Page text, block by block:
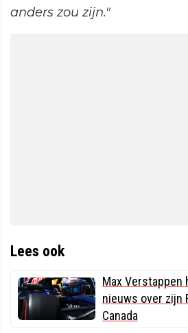
anders zou zijn."
Lees ook
Max
nieuws over zijn
Canada